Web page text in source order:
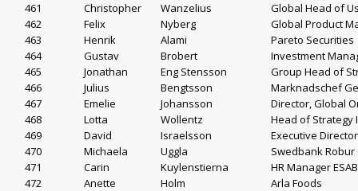
461
Christopher Wanzelius
Global Head of
462
Felix Nyberg
Global Product
463
Henrik Alami
Pareto Securities
464
Gustav Brobert
Investment
465
Jonathan Eng Stensson
Group Head of
466
Julius Bengtsson
Marknadschef
467
Emelie Johansson
Director, Global
468
Lotta Wollentz
Head of Strategy
469
David Israelsson
Executive
470
Michaela Uggla
Swedbank Robur
471
Carin Kuylenstierna
HR Manager ESAB
472
Anette Holm
Arla Foods